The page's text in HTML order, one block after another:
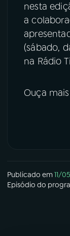
Instagram
nesta
a
(sábado,
na Rádio
Ouça
Publicado em11/
Episódio do